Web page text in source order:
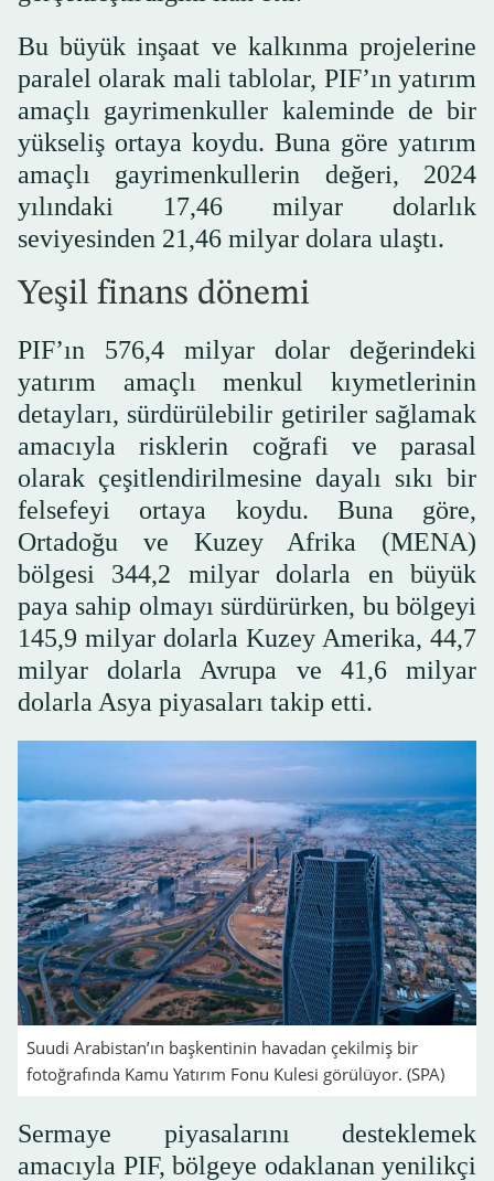
Bu büyük inşaat ve kalkınma projelerine
paralel olarak mali tablolar, PIF’ın yatırım
amaçlı gayrimenkuller kaleminde de bir
yükseliş ortaya koydu. Buna göre yatırım
amaçlı gayrimenkullerin değeri, 2024
yılındaki 17,46 milyar dolarlık
seviyesinden 21,46 milyar dolara ulaştı.
Yeşil finans dönemi
PIF’ın 576,4 milyar dolar değerindeki
yatırım amaçlı menkul kıymetlerinin
detayları, sürdürülebilir getiriler sağlamak
amacıyla risklerin coğrafi ve parasal
olarak çeşitlendirilmesine dayalı sıkı bir
felsefeyi ortaya koydu. Buna göre,
Ortadoğu ve Kuzey Afrika (MENA)
bölgesi 344,2 milyar dolarla en büyük
paya sahip olmayı sürdürürken, bu bölgeyi
145,9 milyar dolarla Kuzey Amerika, 44,7
milyar dolarla Avrupa ve 41,6 milyar
dolarla Asya piyasaları takip etti.
Suudi Arabistan’ın başkentinin havadan çekilmiş bir
fotoğrafında Kamu Yatırım Fonu Kulesi görülüyor. (SPA)
Sermaye piyasalarını desteklemek
amacıyla PIF, bölgeye odaklanan yenilikçi